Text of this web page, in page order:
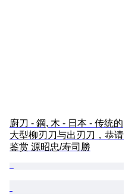
廚刀 - 鋼, 木 - 日本 - 传统的
大型柳刃刀与出刃刀，恭请
鉴赏 源昭忠/寿司勝